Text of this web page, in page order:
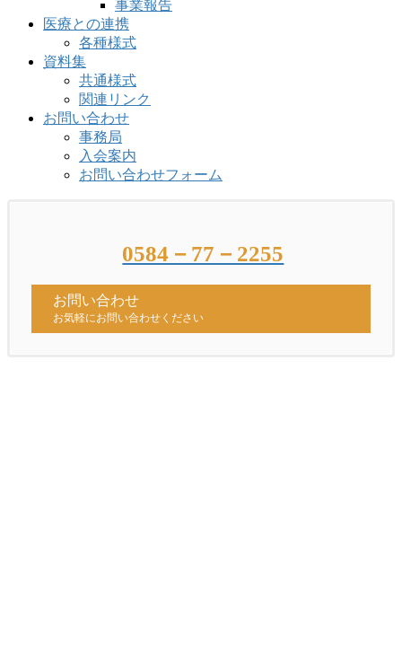
事業報告
医療との連携
各種様式
資料集
共通様式
関連リンク
お問い合わせ
事務局
入会案内
お問い合わせフォーム
0584－77－2255
お問い合わせ
お気軽にお問い合わせください